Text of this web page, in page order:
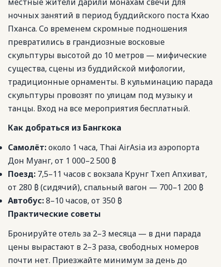
ночных занятий в период буддийского поста Кхао
Пханса. Со временем скромные подношения
превратились в грандиозные восковые
скульптуры высотой до 10 метров — мифические
существа, сцены из буддийской мифологии,
традиционные орнаменты. В кульминацию парада
скульптуры провозят по улицам под музыку и
танцы. Вход на все мероприятия бесплатный.
Как добраться из Бангкока
Самолёт:около 1 часа, Thai AirAsia из аэропорта
Дон Муанг, от 1 000–2 500 ₿
Поезд: 7,5–11 часов с вокзала Крунг Тхеп Апхиват,
от 280 ₿ (сидячий), спальный вагон — 700–1 200 ₿
Автобус:8–10 часов, от 350 ₿
Практические советы
Бронируйте отель за 2–3 месяца — в дни парада
цены вырастают в 2–3 раза, свободных номеров
почти нет. Приезжайте минимум за день до